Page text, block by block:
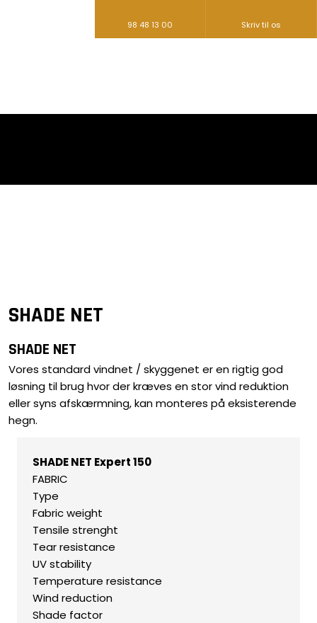
98 48 13 00 Skriv til os​
SHADE NET
SHADE NET
Vores standard vindnet / skyggenet er en rigtig god
løsning til brug hvor der kræves en stor vind reduktion
eller syns afskærmning, kan monteres på eksisterende
hegn.
SHADE NET Expert 150​
FABRIC
​Type
Fabric weight
​Tensile strenght
​Tear resistance
​UV stability
​Temperature resistance
​Wind reduction
​Shade factor